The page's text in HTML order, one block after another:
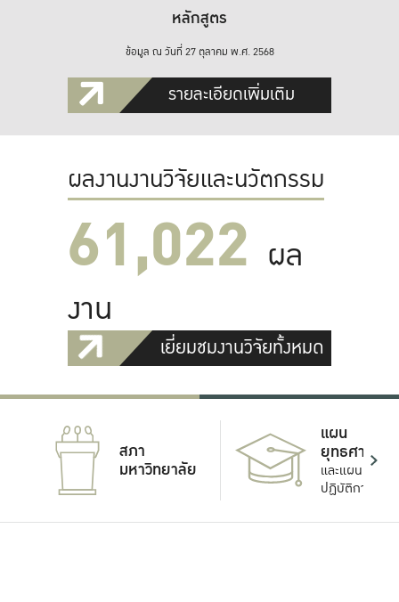
หลักสูตร
ข้อมูล ณ วันที่ 27 ตุลาคม พ.ศ. 2568
รายละเอียดเพิ่มเติม
ผลงานงานวิจัยและนวัตกรรม
61,022 ผล
งาน
เยี่ยมชมงานวิจัยทั้งหมด
สภา
มหาวิทยาลัย
แผน
ยุทธศาสตร์
และแผน
ปฏิบัติการ